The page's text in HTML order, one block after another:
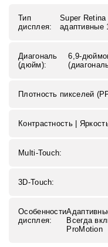
Тип
дисплея:
Super
адаптивные
Диагональ
(дюйм):
6,9-
Плотность пикселей
Контрастность |
Multi-Touch:
3D-Touch:
Особенности
дисплея:
Всегда
ProMotion